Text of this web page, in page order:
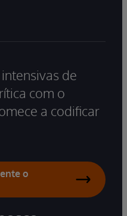
de
com o
a codificar
o